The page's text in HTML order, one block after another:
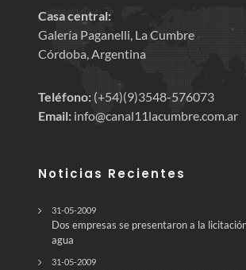
Casa central:
Galería Paganelli, La Cumbre
Córdoba, Argentina
Teléfono: (+54)(9)3548-576073
Email: info@canal11lacumbre.com.ar
Noticias Recientes
31-05-2009
Dos empresas se presentaron a la
agua
31-05-2009